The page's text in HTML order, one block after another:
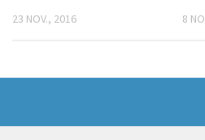
23 NOV., 2016 8